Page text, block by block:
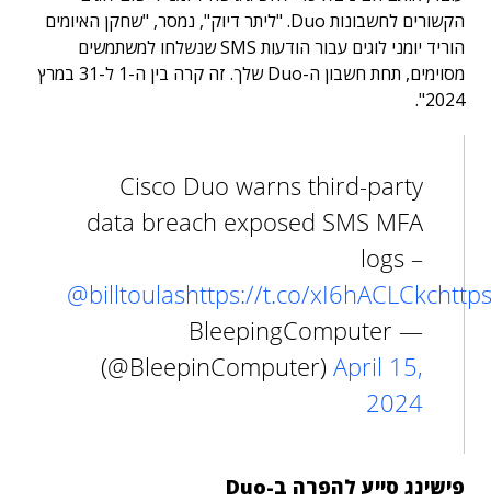
הקשורים לחשבונות Duo. "ליתר דיוק", נמסר, "שחקן האיומים
הוריד יומני לוגים עבור הודעות SMS שנשלחו למשתמשים
מסוימים, תחת חשבון ה-Duo שלך. זה קרה בין ה-1 ל-31 במרץ
2024".
Cisco Duo warns third-party
data breach exposed SMS MFA
logs –
@billtoulashttps://t.co/xI6hACLCkc
— BleepingComputer
(@BleepinComputer) April 15,
2024
פישינג סייע להפרה ב-Duo